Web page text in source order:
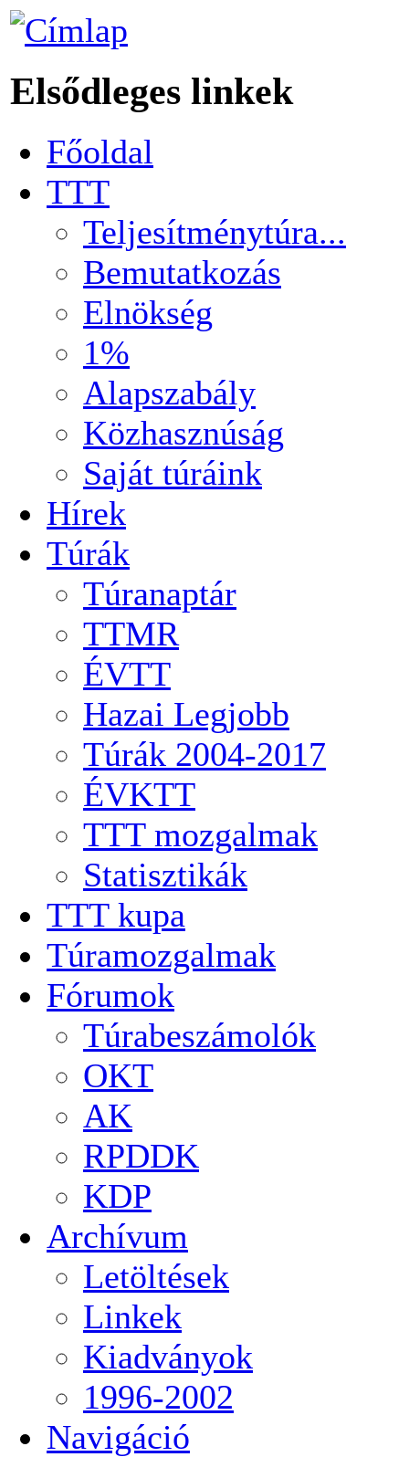
Elsődleges linkek
Főoldal
TTT
Teljesítménytúra...
Bemutatkozás
Elnökség
1%
Alapszabály
Közhasznúság
Saját túráink
Hírek
Túrák
Túranaptár
TTMR
ÉVTT
Hazai Legjobb
Túrák 2004-2017
ÉVKTT
TTT mozgalmak
Statisztikák
TTT kupa
Túramozgalmak
Fórumok
Túrabeszámolók
OKT
AK
RPDDK
KDP
Archívum
Letöltések
Linkek
Kiadványok
1996-2002
Navigáció